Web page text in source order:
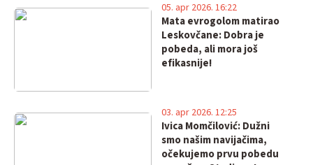
Mata evrogolom matirao
Leskovčane: Dobra je
pobeda, ali mora još
efikasnije!
05. apr 2026. 16:22
Ivica Momčilović: Dužni
smo našim navijačima,
očekujemo prvu pobedu
03. apr 2026. 12:25